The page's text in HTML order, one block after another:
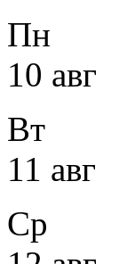
Пн
10 авг
Вт
11 авг
Ср